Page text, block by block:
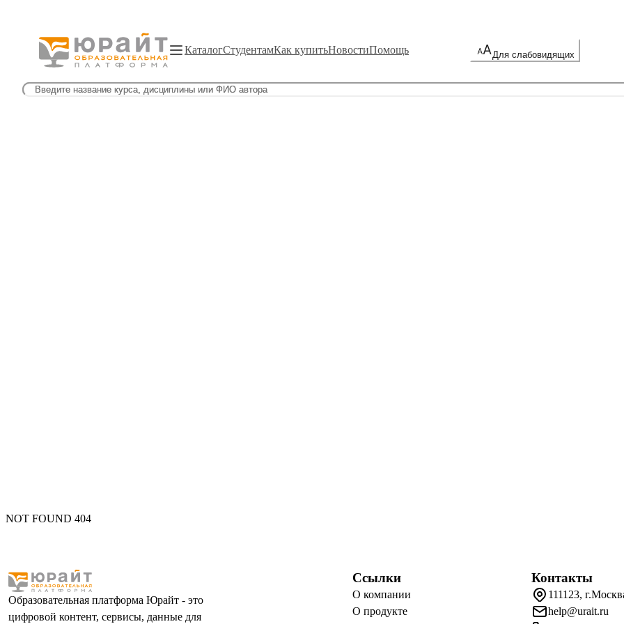
КаталогСтудентамКак купитьНовостиПомощь Для слабовидящих
NOT FOUND 404
Образовательная платформа Юрайт - это
цифровой контент, сервисы, данные для
Ссылки
О компании
О продукте
Контакты
111123,
help@urait.ru